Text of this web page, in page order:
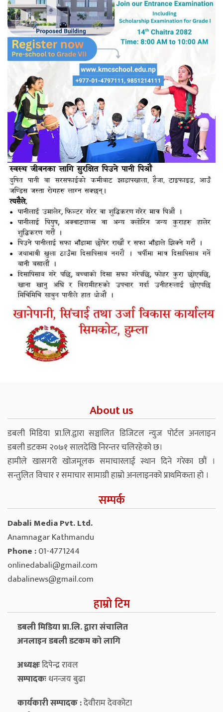
About us
डबली मिडिया प्रा.लि.द्वारा सञ्चालित डिजिटल न्युज पोर्टल अनलाइन
डबली डटकम २०७१ सालदेखि निरन्तर चलिरहेको छ।
हामीले खासगरी खोजमूलक समाचारलाई स्थान दिने गरेका छौं ।
सन्तुलित विचार र समाचार सामाग्री हाम्रो अनलाइनको प्राथमिकता हो ।
सम्पर्क
Dabali Media Pvt. Ltd.
Anamnagar Kathmandu
Phone :01-4771244
onlinedabali@gmail.com
dabalinews@gmail.com
हाम्रो टिम
डबली मिडिया प्रा.लि. द्वारा संचालित
अनलाइन डबली डटकम को लागि
अध्यक्षःदिपेन्द्र रावल
सम्पादकःधनन्‍जय बुढा
कार्यकारी सम्पादक :देवीराम देवकोटा